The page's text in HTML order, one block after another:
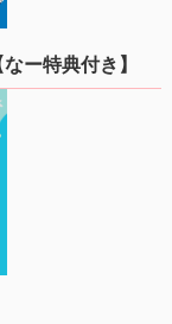
ー特典付き】